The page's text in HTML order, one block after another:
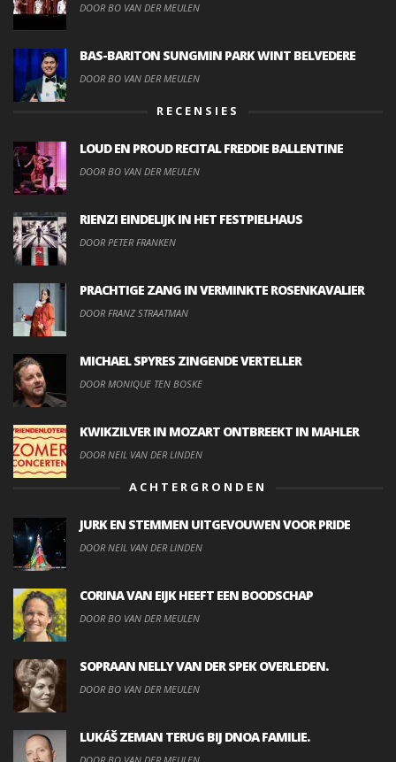
DOOR BO VAN DER MEULEN
BAS-BARITON SUNGMIN PARK WINT BELVEDERE
DOOR BO VAN DER MEULEN
RECENSIES
LOUD EN PROUD RECITAL FREDDIE BALLENTINE
DOOR BO VAN DER MEULEN
RIENZI EINDELIJK IN HET FESTPIELHAUS
DOOR PETER FRANKEN
PRACHTIGE ZANG IN VERMINKTE ROSENKAVALIER
DOOR FRANZ STRAATMAN
MICHAEL SPYRES ZINGENDE VERTELLER
DOOR MONIQUE TEN BOSKE
KWIKZILVER IN MOZART ONTBREEKT IN MAHLER
DOOR NEIL VAN DER LINDEN
ACHTERGRONDEN
JURK EN STEMMEN UITGEVOUWEN VOOR PRIDE
DOOR NEIL VAN DER LINDEN
CORINA VAN EIJK HEEFT EEN BOODSCHAP
DOOR BO VAN DER MEULEN
SOPRAAN NELLY VAN DER SPEK OVERLEDEN.
DOOR BO VAN DER MEULEN
LUKÁŠ ZEMAN TERUG BIJ DNOA FAMILIE.